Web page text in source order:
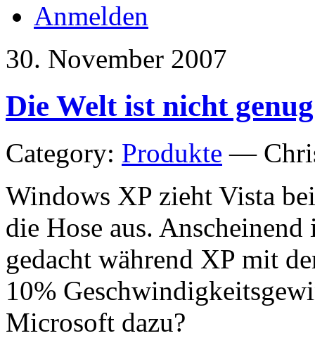
Anmelden
30. November 2007
Die Welt ist nicht genug
Category: Produkte —
Windows XP zieht Vista
die Hose aus.
gedacht während XP mit
10%
Microsoft dazu?